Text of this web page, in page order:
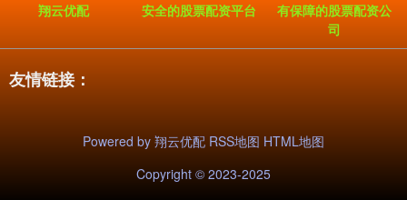
翔云优配 安全的股票配资平台
有保障的股票配资公
司
友情链接：
Powered by 翔云优配 RSS地图 HTML地图
Copyright © 2023-2025